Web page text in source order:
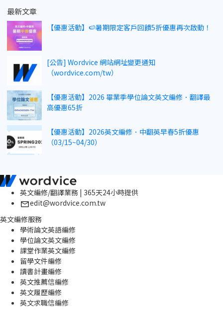
最新文章
【優惠活動】🍉暑期限定客戶回饋5折優惠再次啟動！
[公告] Wordvice 網站網址變更通知
（wordvice.com/tw）
【優惠活動】2026 畢業季學位論文英文編修．翻譯最
高優惠65折
【優惠活動】2026英文編修．中翻英早春5折優惠
（03/15~04/30）
英文編修/翻譯業務 | 365天24小時提供
edit@wordvice.com.tw
英文編修服務
學術論文英語編修
學位論文英文編修
課堂作業英文編修
留學文件編修
讀書計畫編修
英文推薦信編修
英文履歷編修
英文求職信編修